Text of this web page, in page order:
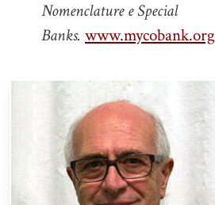
Nomenclature e Special
Banks. www.mycobank.org